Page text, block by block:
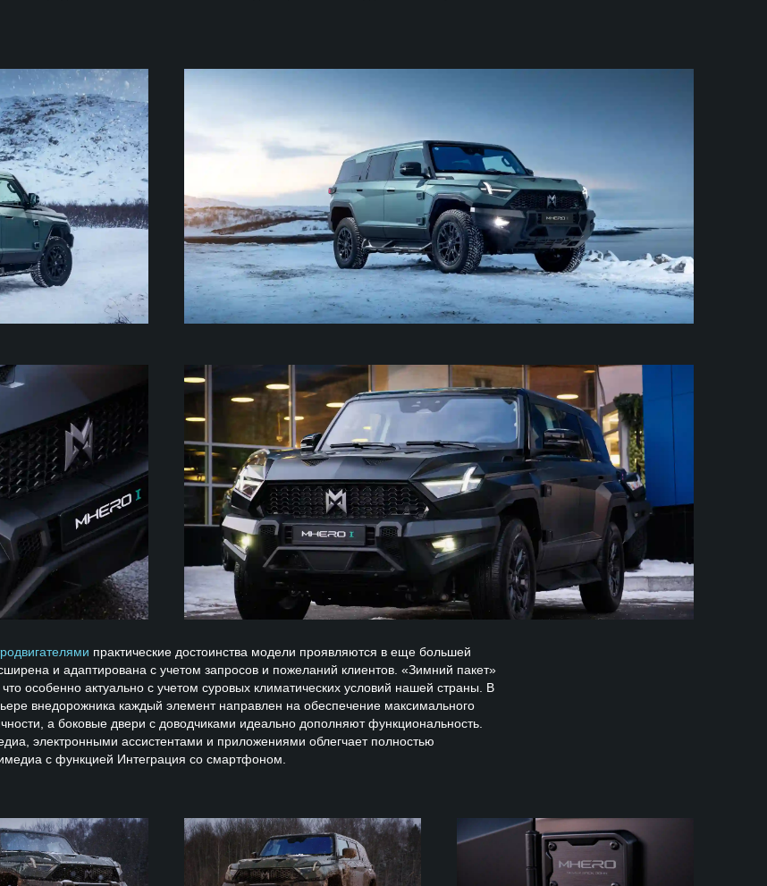
практические достоинства модели проявляются в еще большей
и адаптирована с учетом запросов и пожеланий клиентов. «Зимний пакет»
особенно актуально с учетом суровых климатических условий нашей страны. В
внедорожника каждый элемент направлен на обеспечение максимального
а боковые двери с доводчиками идеально дополняют функциональность.
электронными ассистентами и приложениями облегчает полностью
с функцией Интеграция со смартфоном.